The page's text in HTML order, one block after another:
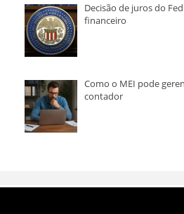
Decisão de juros do
financeiro
Como o MEI pode
contador